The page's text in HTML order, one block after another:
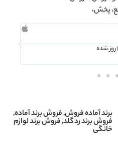
پخش،
برند آماده فروش,فروش برند آماده,
فروش برند رد گلد,فروش برند لوازم
خانگی